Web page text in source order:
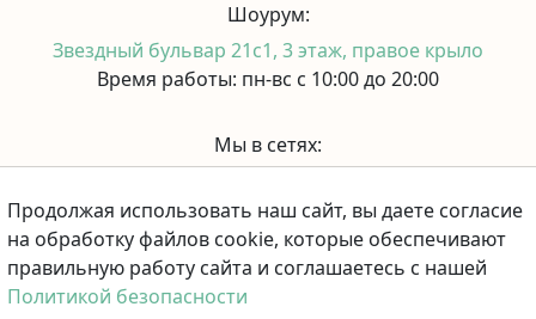
Шоурум:
Звездный бульвар 21с1, 3 этаж, правое крыло
Время работы: пн-вс с 10:00 до 20:00
Мы в сетях:
Принимаем к оплате:
Продолжая использовать наш сайт, вы даете согласие
на обработку файлов cookie, которые обеспечивают
правильную работу сайта и соглашаетесь с нашей
Политикой безопасности